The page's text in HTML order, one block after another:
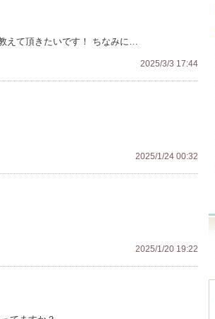
えて頂きたいです！ ちなみに…
2025/3/3 17:44
2025/1/24 00:32
2025/1/20 19:22